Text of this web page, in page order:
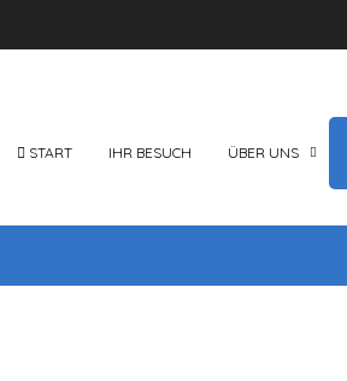
START IHR BESUCH ÜBER UNS